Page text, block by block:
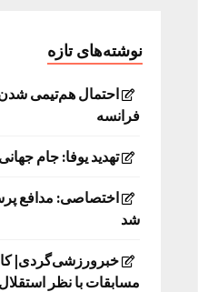
نوشته‌های تازه
احتمال هم‌تیمی
فرانسه
تهدید یوفا: جام
اختصاصی: مدافع
شد
خبرورزشی‌گردی|
مسابقات با نظر